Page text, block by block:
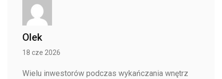
Olek
18 cze 2026
Wielu inwestorów podczas wykańczania wnętrz